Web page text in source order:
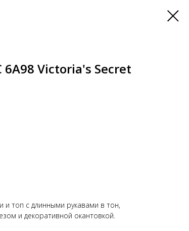
Victoria's Secret
топ с длинными рукавами в тон,
и декоративной окантовкой.